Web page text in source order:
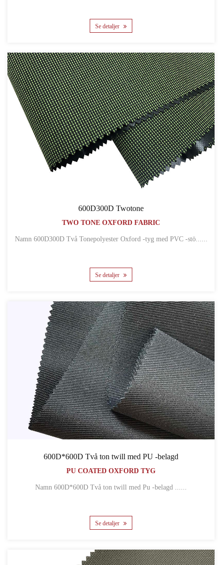
Se detaljer
600D300D Twotone
TWO TONE OXFORD FABRIC
Namn 600D300D Två Tonepolyester Oxford -tyg med PVC -stö......
Se detaljer
600D*600D Två ton twill med PU -belagd
PU COATED OXFORD TYG
Namn 600D*600D Två ton twill med Pu -belagd ......
Se detaljer